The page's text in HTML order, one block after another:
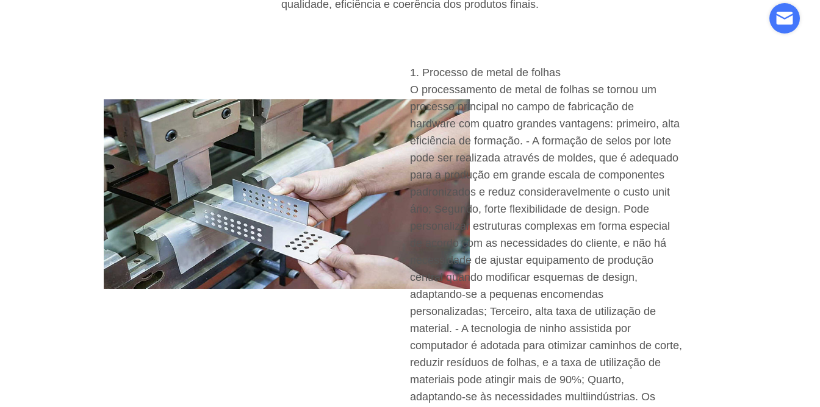
qualidade, eficiência e coerência dos produtos finais.
1. Processo de metal de folhas
O processamento de metal de folhas se tornou um
processo principal no campo de fabricação de
hardware com quatro grandes vantagens: primeiro, alta
eficiência de formação. - A formação de selos por lote
pode ser realizada através de moldes, que é adequado
para a produção em grande escala de componentes
padronizados e reduz consideravelmente o custo unit
ário; Segundo, forte flexibilidade de design. Pode
personalizar estruturas complexas em forma especial
de acordo com as necessidades do cliente, e não há
necessidade de ajustar equipamento de produção
central quando modificar esquemas de design,
adaptando-se a pequenas encomendas
personalizadas; Terceiro, alta taxa de utilização de
material. - A tecnologia de ninho assistida por
computador é adotada para otimizar caminhos de corte,
reduzir resíduos de folhas, e a taxa de utilização de
materiais pode atingir mais de 90%; Quarto,
adaptando-se às necessidades multiindústrias. Os